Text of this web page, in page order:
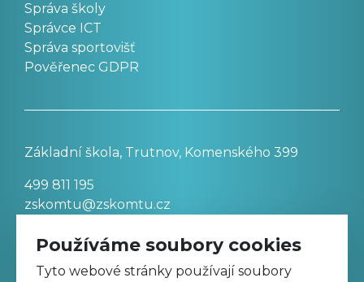
Správa školy
Správce ICT
Správa sportovišť
Pověřenec GDPR
Základní škola, Trutnov, Komenského 399
499 811 195
zskomtu@zskomtu.cz
Prohlášení o přístupnosti stránek
Používáme soubory cookies
Tyto webové stránky používají soubory